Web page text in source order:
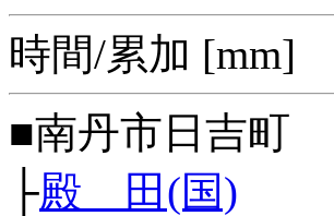
時間/累加 [mm]
■南丹市日吉町
├殿 田(国)